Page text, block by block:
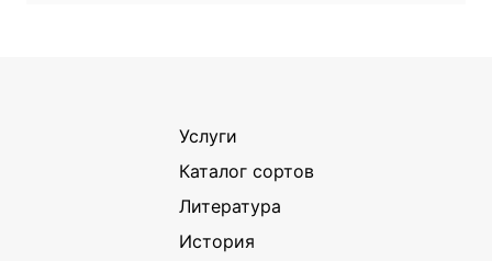
Услуги
Каталог сортов
Литература
История